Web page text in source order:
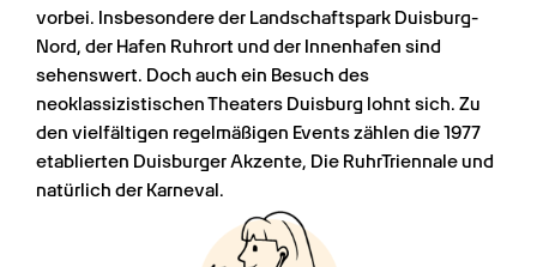
vorbei. Insbesondere der Landschaftspark Duisburg-
Nord, der Hafen Ruhrort und der Innenhafen sind
sehenswert. Doch auch ein Besuch des
neoklassizistischen Theaters Duisburg lohnt sich. Zu
den vielfältigen regelmäßigen Events zählen die 1977
etablierten Duisburger Akzente, Die RuhrTriennale und
natürlich der Karneval.